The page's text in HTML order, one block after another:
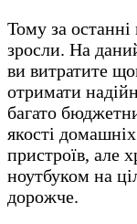
Тому за
зросли. На
ви витратите
отримати
багато
якості
пристроїв, але
ноутбуком на
дорожче.